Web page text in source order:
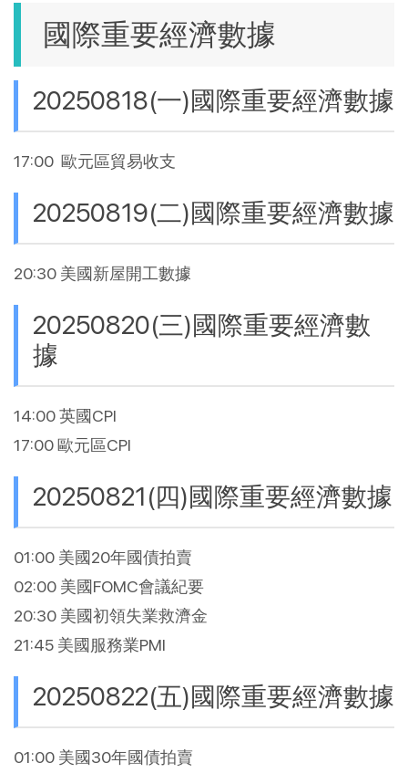
國際重要經濟數據
20250818(一)國際重要經濟數據
17:00 歐元區貿易收支
20250819(二)國際重要經濟數據
20:30 美國新屋開工數據
20250820(三)國際重要經濟數
據
14:00 英國CPI
17:00 歐元區CPI
20250821(四)國際重要經濟數據
01:00 美國20年國債拍賣
02:00 美國FOMC會議紀要
20:30 美國初領失業救濟金
21:45 美國服務業PMI
20250822(五)國際重要經濟數據
01:00 美國30年國債拍賣